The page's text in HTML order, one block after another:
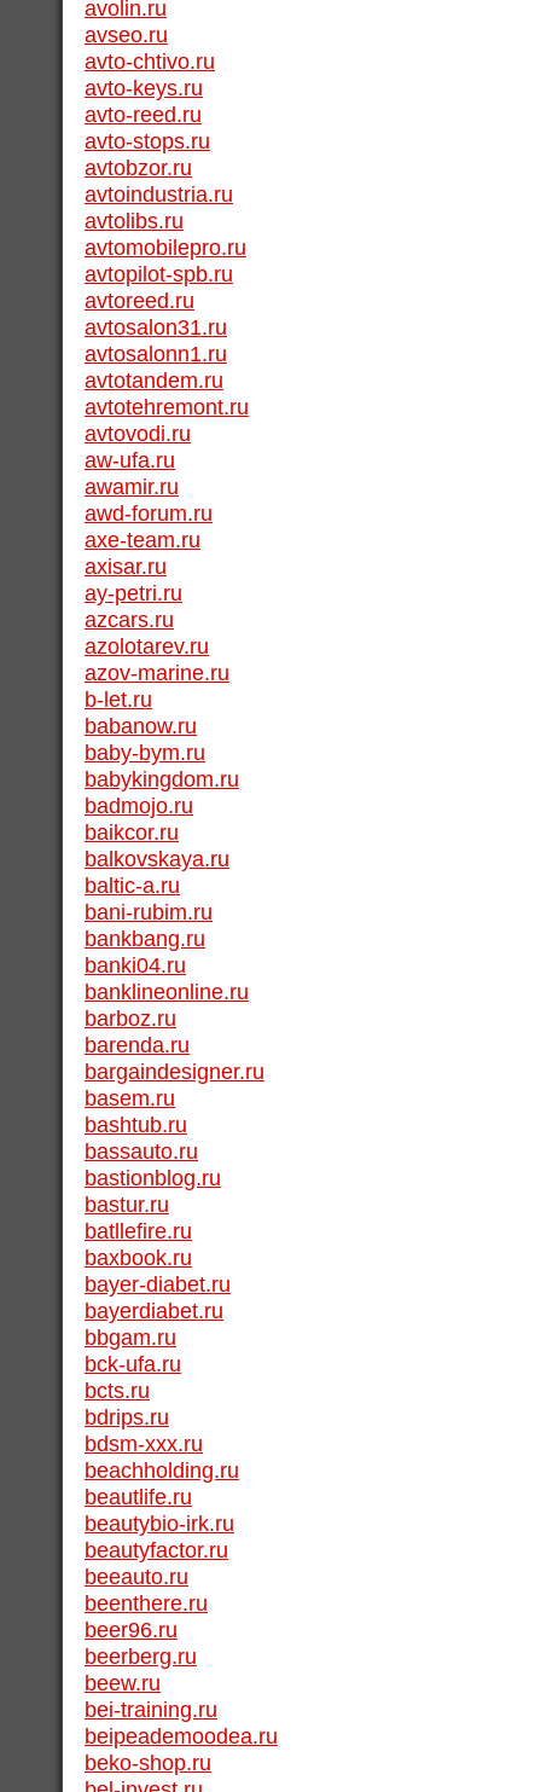
avolin.ru
avseo.ru
avto-chtivo.ru
avto-keys.ru
avto-reed.ru
avto-stops.ru
avtobzor.ru
avtoindustria.ru
avtolibs.ru
avtomobilepro.ru
avtopilot-spb.ru
avtoreed.ru
avtosalon31.ru
avtosalonn1.ru
avtotandem.ru
avtotehremont.ru
avtovodi.ru
aw-ufa.ru
awamir.ru
awd-forum.ru
axe-team.ru
axisar.ru
ay-petri.ru
azcars.ru
azolotarev.ru
azov-marine.ru
b-let.ru
babanow.ru
baby-bym.ru
babykingdom.ru
badmojo.ru
baikcor.ru
balkovskaya.ru
baltic-a.ru
bani-rubim.ru
bankbang.ru
banki04.ru
banklineonline.ru
barboz.ru
barenda.ru
bargaindesigner.ru
basem.ru
bashtub.ru
bassauto.ru
bastionblog.ru
bastur.ru
batllefire.ru
baxbook.ru
bayer-diabet.ru
bayerdiabet.ru
bbgam.ru
bck-ufa.ru
bcts.ru
bdrips.ru
bdsm-xxx.ru
beachholding.ru
beautlife.ru
beautybio-irk.ru
beautyfactor.ru
beeauto.ru
beenthere.ru
beer96.ru
beerberg.ru
beew.ru
bei-training.ru
beipeademoodea.ru
beko-shop.ru